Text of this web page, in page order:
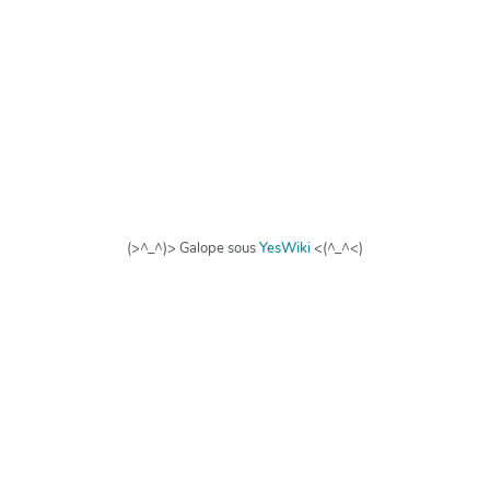
(>^_^)> Galope sousYesWiki<(^_^<)